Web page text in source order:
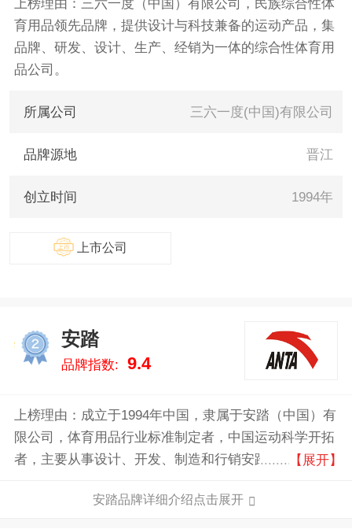
上榜理由：三六一度（中国）有限公司，民族综合性体
育用品领先品牌，提供设计与科技兼备的运动产品，集
品牌、研发、设计、生产、经销为一体的综合性体育用
品公司。
所属公司 三六一度(中国)有限公司
品牌源地 晋江
创立时间 1994年
上市公司
安踏
品牌指数: 9.4
上榜理由：成立于1994年中国，隶属于安踏（中国）有
限公司，体育用品行业标准制定者，中国运动科学开拓
者，主要从事设计、开发、制造和行销安踏品牌的体育
体育用品和时尚鞋品系列。认真做好每一件衣服每一双
【展开】
安踏品牌详细介绍点击展开